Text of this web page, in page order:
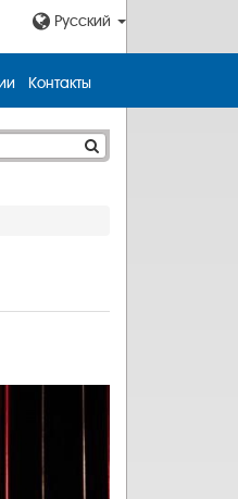
Русский
Контакты